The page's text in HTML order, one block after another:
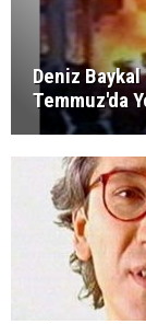
Deniz Baykal
Temmuz'da